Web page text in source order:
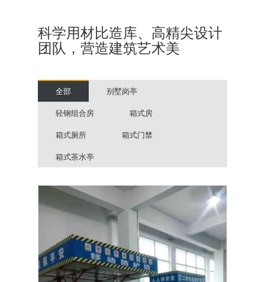
科学用材比造库、高精尖设计
团队，营造建筑艺术美
全部 别墅岗亭
轻钢组合房 箱式房
箱式厕所 箱式门禁
箱式茶水亭